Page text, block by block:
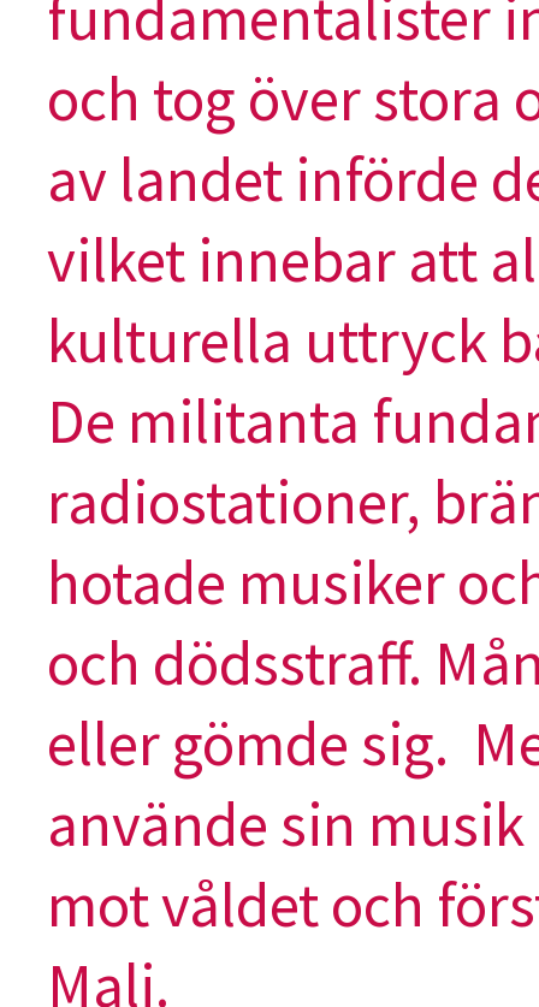
fundamentalister
och tog över stora
av landet införde
vilket innebar att
kulturella uttryck
De militanta
radiostationer,
hotade musiker
och dödsstraff.
eller gömde sig.
använde sin
mot våldet och
Mali.